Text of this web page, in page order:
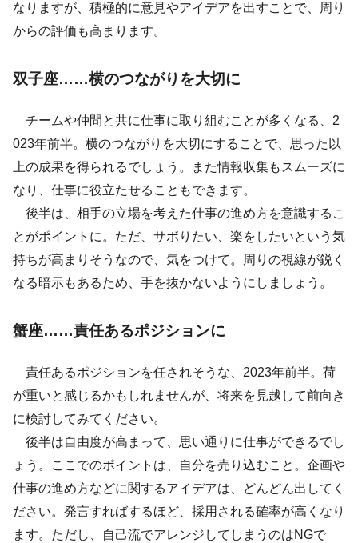
なりますが、積極的に意見やアイデアを出すことで、周り
からの評価も高まります。
双子座……横のつながりを大切に
チームや仲間と共に仕事に取り組むことが多くなる、2
023年前半。横のつながりを大切にすることで、思った以
上の成果を得られるでしょう。また情報収集もスムーズに
なり、仕事に役立たせることもできます。
後半は、相手の立場を考えた仕事の進め方を意識するこ
とがポイントに。ただ、サボりたい、楽をしたいという気
持ちが高まりそうなので、気をつけて。周りの視線が鋭く
なる暗示もあるため、手を抜かないようにしましょう。
蟹座……責任あるポジションに
責任あるポジションを任されそうな、2023年前半。荷
が重いと感じるかもしれませんが、将来を見越して前向き
に検討してみてください。
後半は自由度が高まって、思い通りに仕事ができるでし
ょう。ここでのポイントは、自分を売り込むこと。企画や
仕事の進め方などに関するアイデアは、どんどん出してく
ださい。発言すればするほど、採用される確率が高くなり
ます。ただし、自己流でアレンジしてしまうのはNGで